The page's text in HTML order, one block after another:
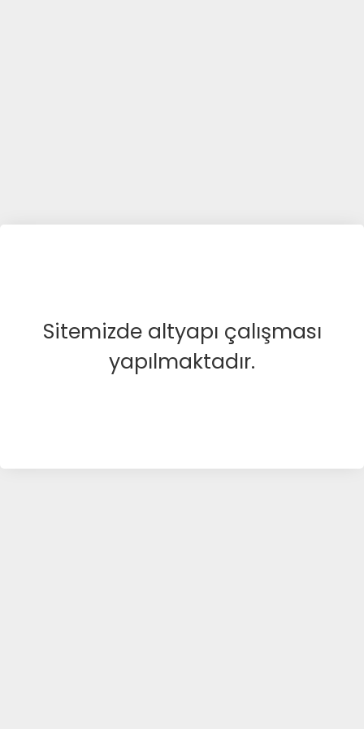
Sitemizde altyapı çalışması
yapılmaktadır.